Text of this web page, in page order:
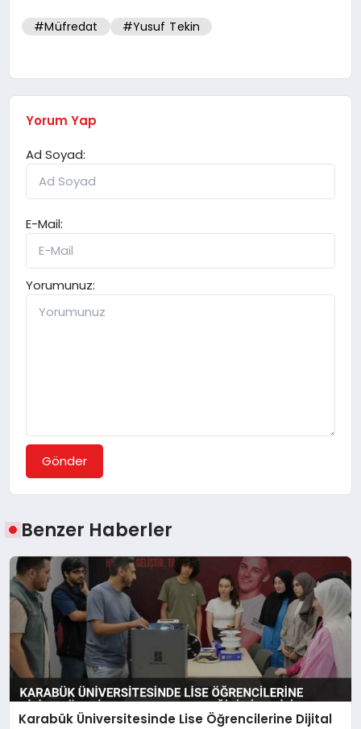
#Müfredat #Yusuf Tekin
Yorum Yap
Ad Soyad:
E-Mail:
Yorumunuz:
Gönder
Benzer Haberler
Karabük Üniversitesinde Lise Öğrencilerine Dijital